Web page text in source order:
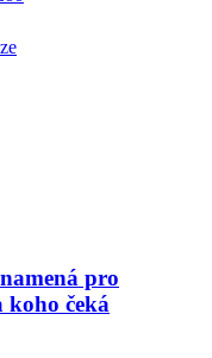
pro
koho čeká